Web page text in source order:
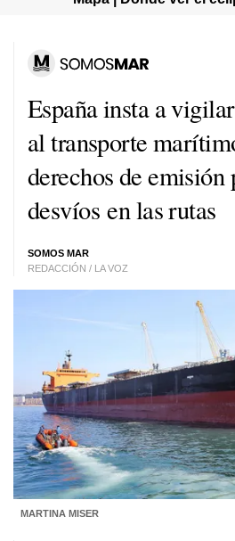
España insta a
al transporte
derechos de emisión
desvíos en las rutas
SOMOS MAR
REDACCIÓN / LA VOZ
MARTINA MISER